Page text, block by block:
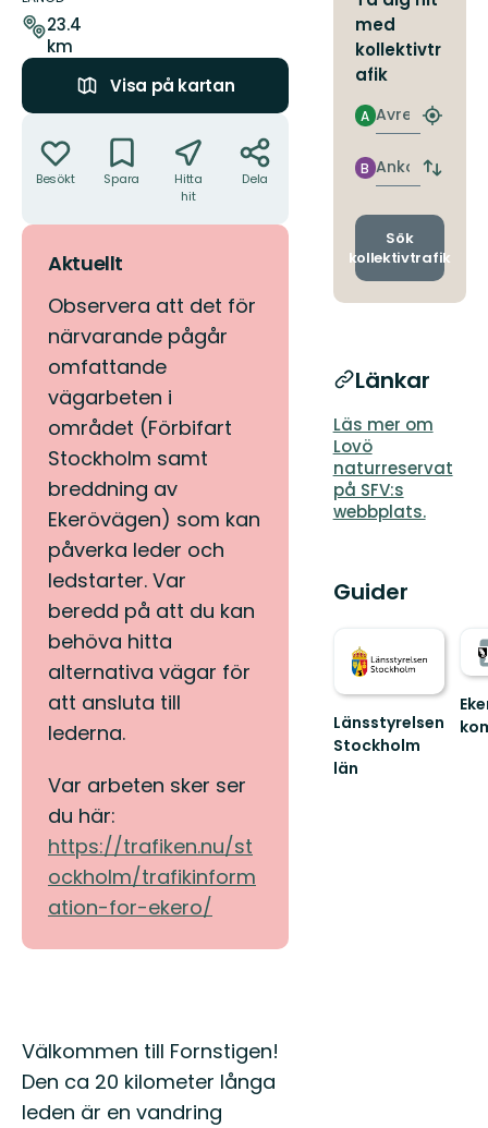
leden23.4
km
Visa på kartan
Besökt Spara
Hitta
hit
Dela
Aktuellt
Observera att det för
närvarande pågår
omfattande
vägarbeten i
området (Förbifart
Stockholm samt
breddning av
Ekerövägen) som kan
påverka leder och
ledstarter. Var
beredd på att du kan
behöva hitta
alternativa vägar för
att ansluta till
lederna.
Var arbeten sker ser
du här:
https://trafiken.nu/st
ockholm/trafikinform
ation-for-ekero/
Beskrivning
Välkommen till Fornstigen!
Den ca 20 kilometer långa
leden är en vandring
med
kollektivtr
afik
Avresa
A
Hitta
Ankomst
B
Byt
och
Sök
kollektivtrafik
Länkar
Läs mer om
Lovö
naturreservat
på SFV:s
webbplats.
Guider
Länsstyrelsen
Stockholm
län